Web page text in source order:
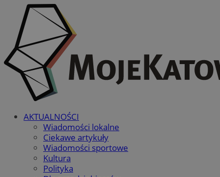
AKTUALNOŚCI
Wiadomości lokalne
Ciekawe artykuły
Wiadomości sportowe
Kultura
Polityka